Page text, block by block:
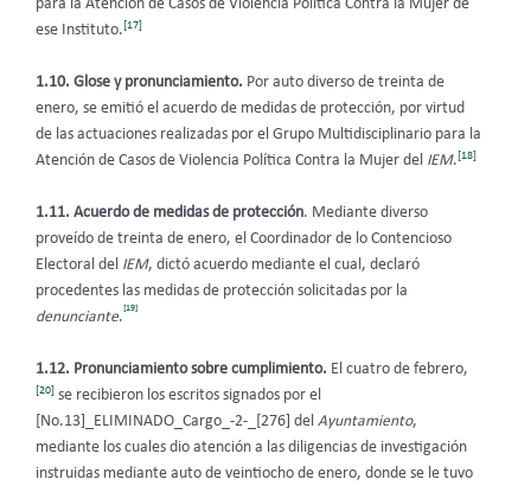
para la Atención de Casos de Violencia Política Contra la Mujer de
ese Instituto.[17]
1.10. Glose y pronunciamiento. Por auto diverso de treinta de
enero, se emitió el acuerdo de medidas de protección, por virtud
de las actuaciones realizadas por el Grupo Multidisciplinario para la
Atención de Casos de Violencia Política Contra la Mujer del IEM.[18]
1.11. Acuerdo de medidas de protección. Mediante diverso
proveído de treinta de enero, el Coordinador de lo Contencioso
Electoral del IEM, dictó acuerdo mediante el cual, declaró
procedentes las medidas de protección solicitadas por la
denunciante.
[19]
1.12. Pronunciamiento sobre cumplimiento. El cuatro de febrero,
[20] se recibieron los escritos signados por el
[No.13]_ELIMINADO_Cargo_-2-_[276] del Ayuntamiento,
mediante los cuales dio atención a las diligencias de investigación
instruidas mediante auto de veintiocho de enero, donde se le tuvo